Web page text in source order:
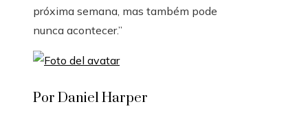
próxima semana, mas também pode
nunca acontecer.”
Por Daniel Harper